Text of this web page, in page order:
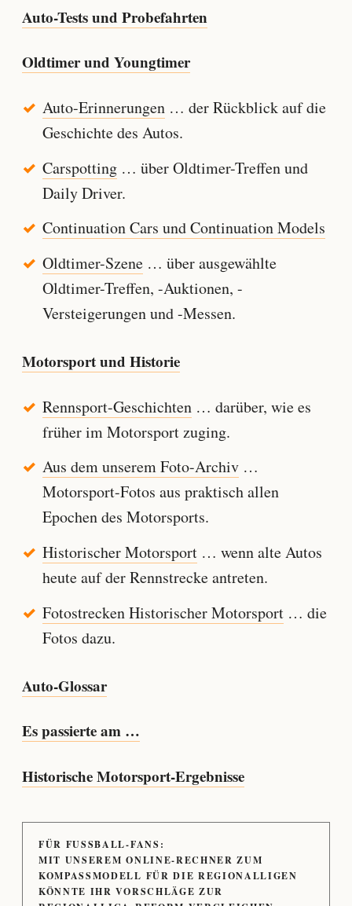
Auto-Tests und Probefahrten
Oldtimer und Youngtimer
Auto-Erinnerungen… der Rückblick auf die
Geschichte des Autos.
Carspotting… über Oldtimer-Treffen und
Daily Driver.
Continuation Cars und Continuation Models
Oldtimer-Szene… über ausgewählte
Oldtimer-Treffen, -Auktionen, -
Versteigerungen und -Messen.
Motorsport und Historie
Rennsport-Geschichten… darüber, wie es
früher im Motorsport zuging.
Aus dem unserem Foto-Archiv…
Motorsport-Fotos aus praktisch allen
Epochen des Motorsports.
Historischer Motorsport… wenn alte Autos
heute auf der Rennstrecke antreten.
Fotostrecken Historischer Motorsport… die
Fotos dazu.
Auto-Glossar
Es passierte am …
Historische Motorsport-Ergebnisse
FÜR FUSSBALL-FANS:
MIT UNSEREM ONLINE-RECHNER ZUM
KOMPASSMODELL FÜR DIE REGIONALLIGEN
KÖNNTE IHR VORSCHLÄGE ZUR